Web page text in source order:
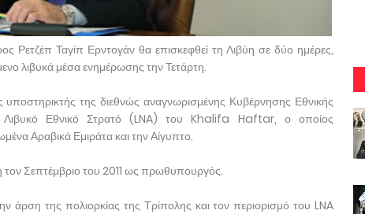
Ρετζέπ Ταγίπ Ερντογάν θα επισκεφθεί τη Λιβύη σε δύο ημέρες,
λιβυκά μέσα ενημέρωσης την Τετάρτη.
υποστηρικτής της διεθνώς αναγνωρισμένης Κυβέρνησης Εθνικής
Λιβυκό Εθνικό Στρατό (LNA) του Khalifa Haftar, ο οποίος
Αραβικά Εμιράτα και την Αίγυπτο.
τον Σεπτέμβριο του 2011 ως πρωθυπουργός.
άρση της πολιορκίας της Τρίπολης και τον περιορισμό του LNA